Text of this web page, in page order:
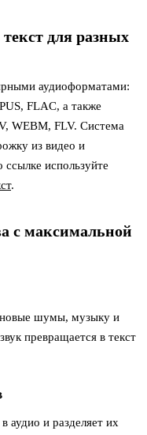
для разных
аудиоформатами:
FLAC, а также
WEBM, FLV. Система
из видео и
ссылке используйте
.
с максимальной
шумы, музыку и
превращается в текст
аудио и разделяет их